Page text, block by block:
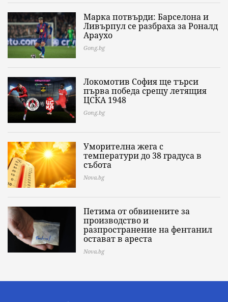
Марка потвърди: Барселона и
Ливърпул се разбраха за Роналд
Араухо
Gong.bg
Локомотив София ще търси
първа победа срещу летящия
ЦСКА 1948
Gong.bg
Уморителна жега с
температури до 38 градуса в
събота
Nova.bg
Петима от обвинените за
производство и
разпространение на фентанил
остават в ареста
Nova.bg